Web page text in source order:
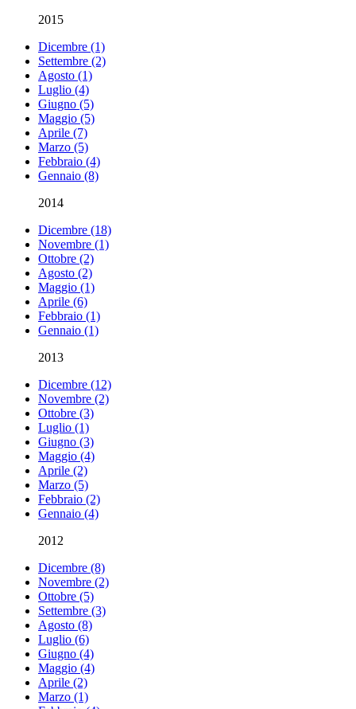
2015
Dicembre (1)
Settembre (2)
Agosto (1)
Luglio (4)
Giugno (5)
Maggio (5)
Aprile (7)
Marzo (5)
Febbraio (4)
Gennaio (8)
2014
Dicembre (18)
Novembre (1)
Ottobre (2)
Agosto (2)
Maggio (1)
Aprile (6)
Febbraio (1)
Gennaio (1)
2013
Dicembre (12)
Novembre (2)
Ottobre (3)
Luglio (1)
Giugno (3)
Maggio (4)
Aprile (2)
Marzo (5)
Febbraio (2)
Gennaio (4)
2012
Dicembre (8)
Novembre (2)
Ottobre (5)
Settembre (3)
Agosto (8)
Luglio (6)
Giugno (4)
Maggio (4)
Aprile (2)
Marzo (1)